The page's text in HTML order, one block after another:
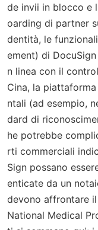
de invii in blocco e
oarding di partner
dentità, le
ement) di
n linea con il
Cina, la
ntali (ad esempio,
dard di
he potrebbe
rti commerciali
Sign possano
enticate da un
devono affrontare
National Medical